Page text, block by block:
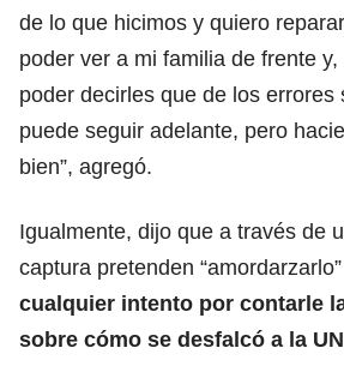
de lo que hicimos y quiero
poder ver a mi familia de frente
poder decirles que de los errores
puede seguir adelante, pero
bien”, agregó.
Igualmente, dijo que a través de
captura pretenden “amordarzarlo”
cualquier intento por contarle
sobre cómo se desfalcó a la